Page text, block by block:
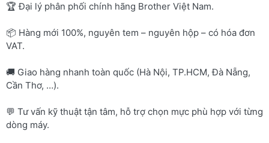
🏆 Đại lý phân phối chính hãng Brother Việt Nam.
📦 Hàng mới 100%, nguyên tem – nguyên hộp – có hóa đơn
VAT.
🚚 Giao hàng nhanh toàn quốc (Hà Nội, TP.HCM, Đà Nẵng,
Cần Thơ, …).
💬 Tư vấn kỹ thuật tận tâm, hỗ trợ chọn mực phù hợp với từng
dòng máy.